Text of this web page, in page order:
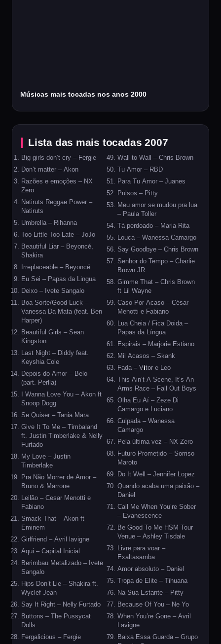
Lista das mais tocadas 2007
Big girls don’t cry – Fergie
Don’t matter – Akon
Razões e emoções – NX
Zero
Natiruts Reggae Power –
Natiruts
Umbrella – Rihanna
Too Little Too Late – JoJo
Beautiful Liar – Beyoncé,
Shakira
Irreplaceable – Beyoncé
Eu Sei – Papas da Lingua
Deixo – Ivete Sangalo
Boa Sorte/Good Luck –
Vanessa Da Mata (feat. Ben
Harper)
Beautiful Girls – Sean
Kingston
Last Night – Diddy feat.
Keyshia Cole
Depois do Amor – Belo
(part. Perlla)
I Wanna Love You – Akon ft
Snoop Dogg
Se Quiser – Tania Mara
Give It To Me – Timbaland
ft. Justin Timberlake & Nelly
Furtado
My Love – Justin
Timberlake
Pra Não Morrer de Amor –
Bruno & Marrone
Leilão – Cesar Menotti e
Fabiano
Smack That – Akon ft
Eminem
Girlfriend – Avril lavigne
Aqui – Capital Inicial
Berimbau Metalizado – Ivete
Sangalo
Hips Don’t Lie – Shakira ft.
Wyclef Jean
Say It Right – Nelly Furtado
Buttons – The Pussycat
Dolls
Fergalicious – Fergie
Wall to Wall – Chris Brown
Tu Amor – RBD
Para Tu Amor – Juanes
Pulsos – Pitty
Meu amor se mudou pra lua
– Paula Toller
Tá perdoado – Maria Rita
Louca – Wanessa Camargo
Say Goodbye – Chris Brown
Senhor do Tempo – Charlie
Brown JR
Gimme That – Chris Brown
ft Lil Wayne
Caso Por Acaso – César
Menotti e Fabiano
Lua Cheia / Fica Doida –
Papas da Língua
Espirais – Marjorie Estiano
Mil Acasos – Skank
Fada – Vitor e Leo
This Ain’t A Scene, It’s An
Arms Race – Fall Out Boys
Olha Eu Aí – Zeze Di
Camargo e Luciano
Culpada – Wanessa
Camargo
Pela última vez – NX Zero
Futuro Prometido – Sorriso
Maroto
Do It Well – Jennifer Lopez
Quando acaba uma paixão –
Daniel
Call Me When You’re Sober
– Evanescence
Be Good To Me HSM Tour
Venue – Ashley Tisdale
Livre para voar –
Exaltasamba
Amor absoluto – Daniel
Tropa de Elite – Tihuana
Na Sua Estante – Pitty
Because Of You – Ne Yo
When You’re Gone – Avril
Lavigne
Baixa Essa Guarda – Grupo
Músicas mais tocadas nos anos 2000